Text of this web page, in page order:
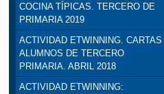
COCINA TÍPICAS. TERCERO DE
PRIMARIA 2019
ACTIVIDAD ETWINNING. CARTAS
ALUMNOS DE TERCERO
PRIMARIA. ABRIL 2018
ACTIVIDAD ETWINNING: